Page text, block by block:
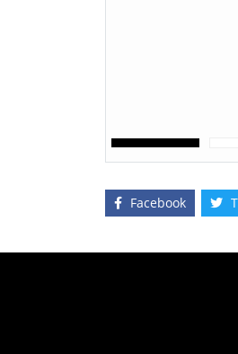
Facebook